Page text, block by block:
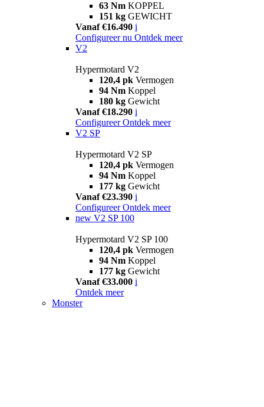
63 Nm KOPPEL
151 kg GEWICHT
Vanaf €16.490 i
Configureer nu Ontdek meer
V2
Hypermotard V2
120,4 pk Vermogen
94 Nm Koppel
180 kg Gewicht
Vanaf €18.290 i
Configureer Ontdek meer
V2 SP
Hypermotard V2 SP
120,4 pk Vermogen
94 Nm Koppel
177 kg Gewicht
Vanaf €23.390 i
Configureer Ontdek meer
new V2 SP 100
Hypermotard V2 SP 100
120,4 pk Vermogen
94 Nm Koppel
177 kg Gewicht
Vanaf €33.000 i
Ontdek meer
Monster